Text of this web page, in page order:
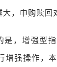
，申购赎回
是，增强型
增强操作，